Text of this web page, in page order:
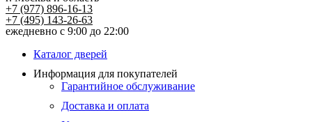
+7 (977) 896-16-13
+7 (495) 143-26-63
ежедневно с 9:00 до 22:00
Каталог дверей
Информация для покупателей
Гарантийное обслуживание
Доставка и оплата